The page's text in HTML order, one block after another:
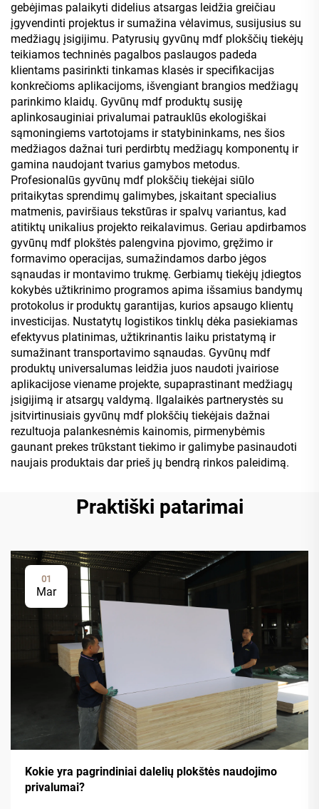
gebėjimas palaikyti didelius atsargas leidžia greičiau
įgyvendinti projektus ir sumažina vėlavimus, susijusius su
medžiagų įsigijimu. Patyrusių gyvūnų mdf plokščių tiekėjų
teikiamos techninės pagalbos paslaugos padeda
klientams pasirinkti tinkamas klasės ir specifikacijas
konkrečioms aplikacijoms, išvengiant brangios medžiagų
parinkimo klaidų. Gyvūnų mdf produktų susiję
aplinkosauginiai privalumai patrauklūs ekologiškai
sąmoningiems vartotojams ir statybininkams, nes šios
medžiagos dažnai turi perdirbtų medžiagų komponentų ir
gamina naudojant tvarius gamybos metodus.
Profesionalūs gyvūnų mdf plokščių tiekėjai siūlo
pritaikytas sprendimų galimybes, įskaitant specialius
matmenis, paviršiaus tekstūras ir spalvų variantus, kad
atitiktų unikalius projekto reikalavimus. Geriau apdirbamos
gyvūnų mdf plokštės palengvina pjovimo, gręžimo ir
formavimo operacijas, sumažindamos darbo jėgos
sąnaudas ir montavimo trukmę. Gerbiamų tiekėjų įdiegtos
kokybės užtikrinimo programos apima išsamius bandymų
protokolus ir produktų garantijas, kurios apsaugo klientų
investicijas. Nustatytų logistikos tinklų dėka pasiekiamas
efektyvus platinimas, užtikrinantis laiku pristatymą ir
sumažinant transportavimo sąnaudas. Gyvūnų mdf
produktų universalumas leidžia juos naudoti įvairiose
aplikacijose viename projekte, supaprastinant medžiagų
įsigijimą ir atsargų valdymą. Ilgalaikės partnerystės su
įsitvirtinusiais gyvūnų mdf plokščių tiekėjais dažnai
rezultuoja palankesnėmis kainomis, pirmenybėmis
gaunant prekes trūkstant tiekimo ir galimybe pasinaudoti
naujais produktais dar prieš jų bendrą rinkos paleidimą.
Praktiški patarimai
01
Mar
Kokie yra pagrindiniai dalelių plokštės naudojimo
privalumai?